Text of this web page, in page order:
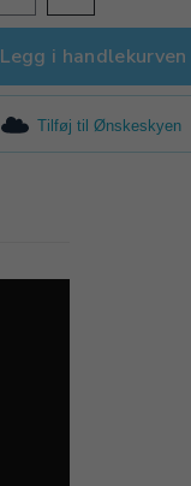
Legg i handlekurven
Tilføj til Ønskeskyen